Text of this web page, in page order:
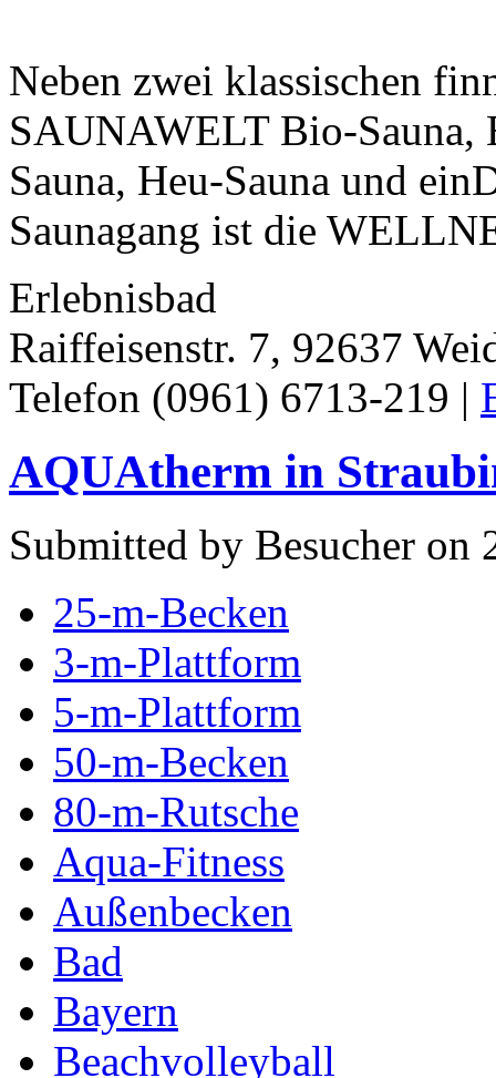
Neben zwei klassischen
SAUNAWELT Bio-Sauna,
Sauna, Heu-Sauna und
Saunagang ist die
Erlebnisbad
Raiffeisenstr. 7, 92637
Telefon (0961) 6713-219 |
AQUAtherm in
Submitted by Besucher on
25-m-Becken
3-m-Plattform
5-m-Plattform
50-m-Becken
80-m-Rutsche
Aqua-Fitness
Außenbecken
Bad
Bayern
Beachvolleyball